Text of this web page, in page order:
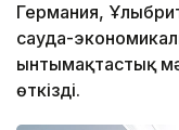
Германия,
сауда-
ынтымақтастық
өткізді.